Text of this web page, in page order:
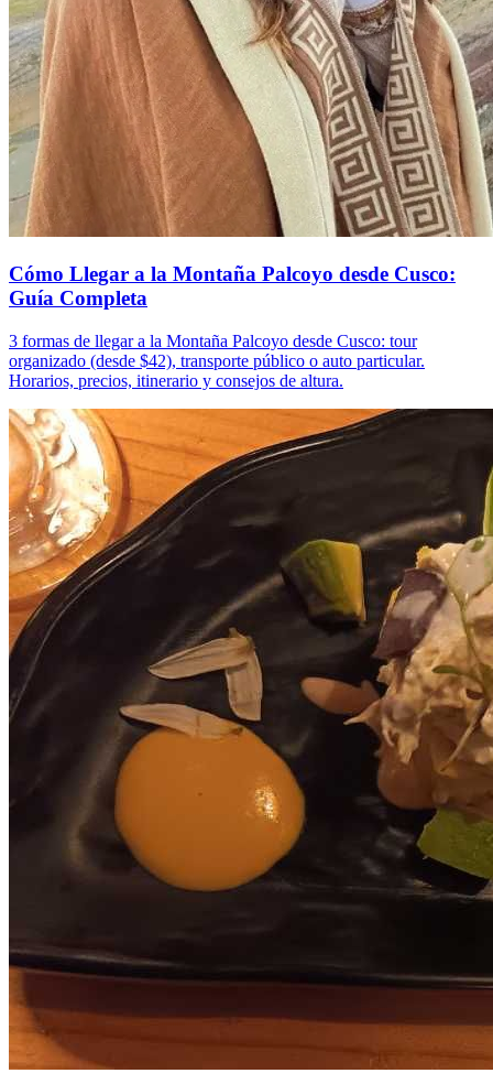
Cómo Llegar a la Montaña Palcoyo desde Cusco:
Guía Completa
3 formas de llegar a la Montaña Palcoyo desde Cusco: tour
organizado (desde $42), transporte público o auto particular.
Horarios, precios, itinerario y consejos de altura.